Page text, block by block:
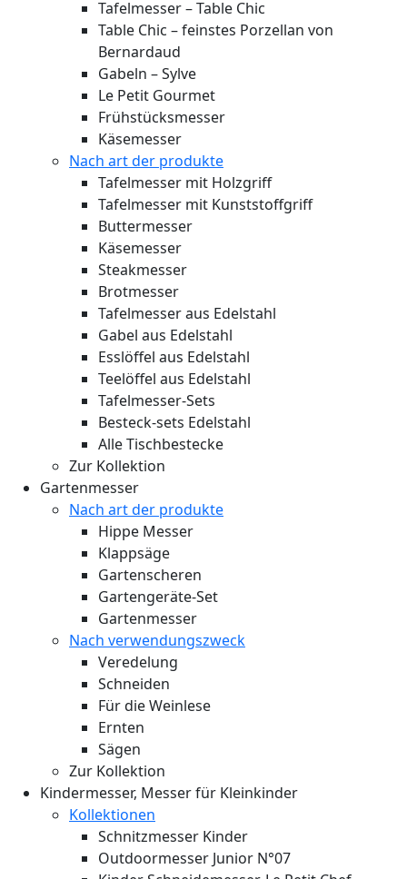
Tafelmesser – Table Chic
Table Chic – feinstes Porzellan von
Bernardaud
Gabeln – Sylve
Le Petit Gourmet
Frühstücksmesser
Käsemesser
Nach art der produkte
Tafelmesser mit Holzgriff
Tafelmesser mit Kunststoffgriff
Buttermesser
Käsemesser
Steakmesser
Brotmesser
Tafelmesser aus Edelstahl
Gabel aus Edelstahl
Esslöffel aus Edelstahl
Teelöffel aus Edelstahl
Tafelmesser-Sets
Besteck-sets Edelstahl
Alle Tischbestecke
Zur Kollektion
Gartenmesser
Nach art der produkte
Hippe Messer
Klappsäge
Gartenscheren
Gartengeräte-Set
Gartenmesser
Nach verwendungszweck
Veredelung
Schneiden
Für die Weinlese
Ernten
Sägen
Zur Kollektion
Kindermesser, Messer für Kleinkinder
Kollektionen
Schnitzmesser Kinder
Outdoormesser Junior N°07